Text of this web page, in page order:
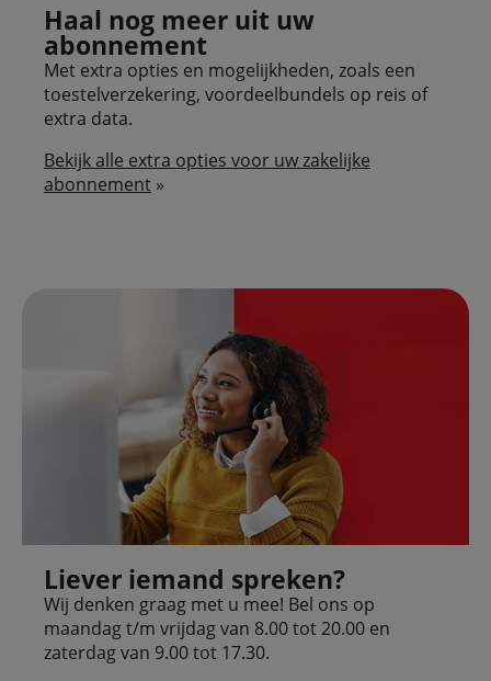
Haal nog meer uit uw
abonnement
Met extra opties en mogelijkheden, zoals een
toestelverzekering, voordeelbundels op reis of
extra data.
Bekijk alle extra opties voor uw zakelijke
abonnement »
Liever iemand spreken?
Wij denken graag met u mee! Bel ons op
maandag t/m vrijdag van 8.00 tot 20.00 en
zaterdag van 9.00 tot 17.30.